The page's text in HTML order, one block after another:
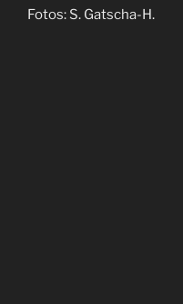
Fotos: S. Gatscha-H.